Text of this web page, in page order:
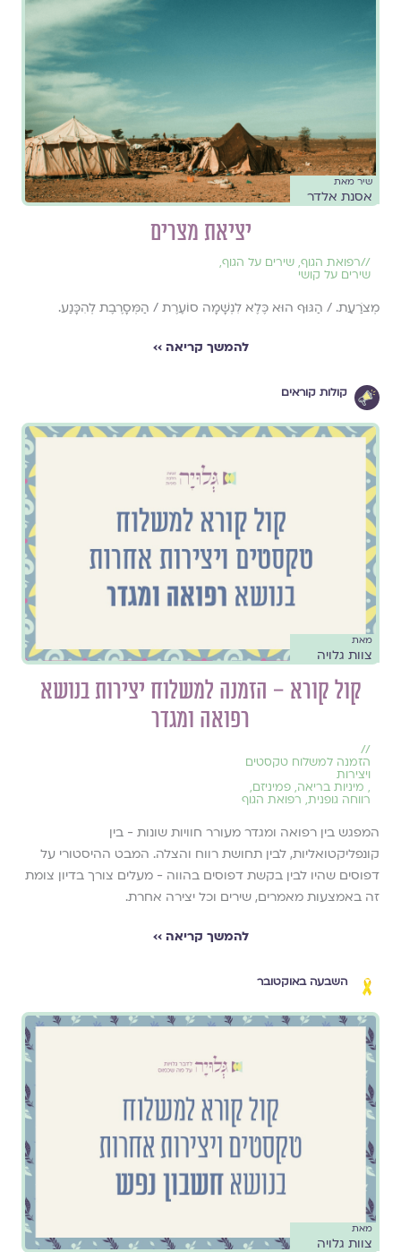
שיר מאת
אסנת אלדר
יציאת מצרים
//רפואת הגוף, שירים על הגוף,
שירים על קושי
מְצֹרַעַת. / הַגּוּף הוּא כֶּלֶא לִנְשָׁמָה סוֹעֶרֶת / הַמְּסָרֶבֶת לְהִכָּנַע.
להמשך קריאה ››
קולות קוראים
מאת
צוות גלויה
קול קורא – הזמנה למשלוח יצירות בנושא
רפואה ומגדר
//
הזמנה למשלוח טקסטים
ויצירות
, מיניות בריאה, פמיניזם,
רווחה גופנית, רפואת הגוף
המפגש בין רפואה ומגדר מעורר חוויות שונות - בין
קונפליקטואליות, לבין תחושת רווח והצלה. המבט ההיסטורי על
דפוסים שהיו לבין בקשת דפוסים בהווה - מעלים צורך בדיון צומת
זה באמצעות מאמרים, שירים וכל יצירה אחרת.
להמשך קריאה ››
השבעה באוקטובר
מאת
צוות גלויה